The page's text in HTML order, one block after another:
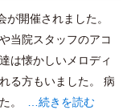
開催されました。
当院スタッフのアコ
は懐かしいメロディ
る方もいました。 病
。
…続きを読む